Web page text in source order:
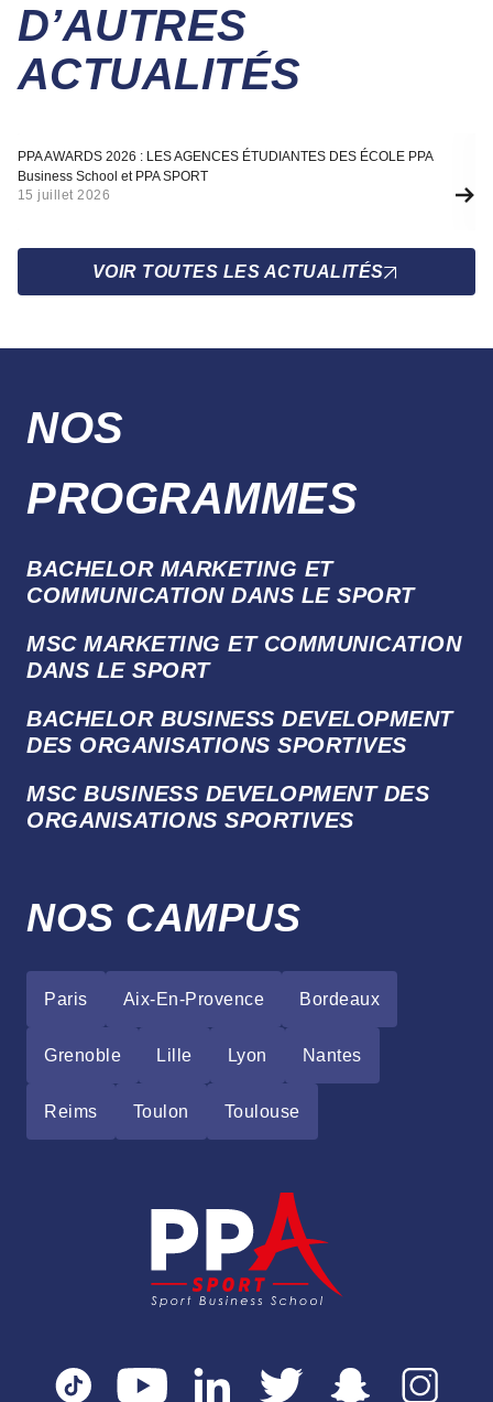
D’AUTRES
ACTUALITÉS
Actualité
PPA AWARDS 2026 : LES AGENCES ÉTUDIANTES DES ÉCOLE PPA
Business School et PPA SPORT
15 juillet 2026
VOIR TOUTES LES ACTUALITÉS
NOS
PROGRAMMES
BACHELOR MARKETING ET
COMMUNICATION DANS LE SPORT
MSC MARKETING ET COMMUNICATION
DANS LE SPORT
BACHELOR BUSINESS DEVELOPMENT
DES ORGANISATIONS SPORTIVES
MSC BUSINESS DEVELOPMENT DES
ORGANISATIONS SPORTIVES
NOS CAMPUS
Paris Aix-En-Provence Bordeaux
Grenoble Lille Lyon Nantes
Reims Toulon Toulouse